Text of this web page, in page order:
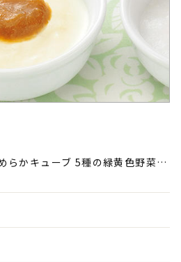
らかキューブ 5種の緑黄色野菜…